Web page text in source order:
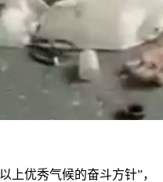
优秀气候的奋斗方针”，